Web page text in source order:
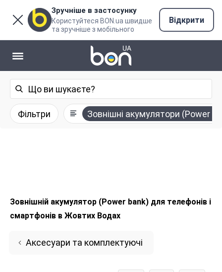
Зручніше в застосунку
Користуйтеся BON.ua швидше
та зручніше з мобільного
Відкрити
Фільтри Зовнішні акумулятори (Power
Зовнішній акумулятор (Power bank) для телефонів і
смартфонів в Жовтих Водах
Аксесуари та комплектуючі